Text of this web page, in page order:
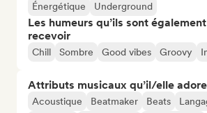
Énergétique Underground
Les humeurs qu’ils sont
recevoir
Chill Sombre Good vibes Groovy
Attributs musicaux qu’il/elle adore
Acoustique Beatmaker Beats